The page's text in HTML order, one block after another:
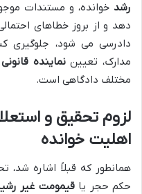
رشد خوانده، و مستندات
دهد و از بروز خطاهای
دادرسی می شود، جلوگیری
مدارک، تعییننماینده
مختلف دادگاهی است.
لزوم تحقیق و
اهلیت خوانده
همانطور که قبلاً اشاره شد،
حکم حجر یاقیمومت غیر